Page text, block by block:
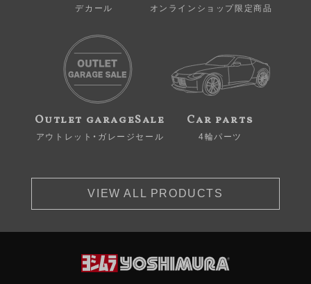
デカール オンラインショップ限定商品
Outlet garageSale
アウトレット・ガレージセール
Car parts
4輪パーツ
VIEW ALL PRODUCTS